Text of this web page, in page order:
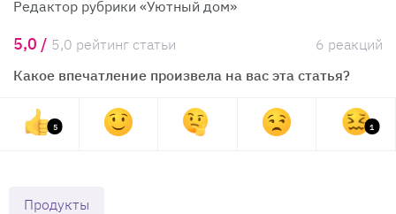
Редактор рубрики «Уютный дом»
5,0 / 5,0 рейтинг статьи
6 реакций
Какое впечатление произвела на вас эта статья?
5 1
Продукты